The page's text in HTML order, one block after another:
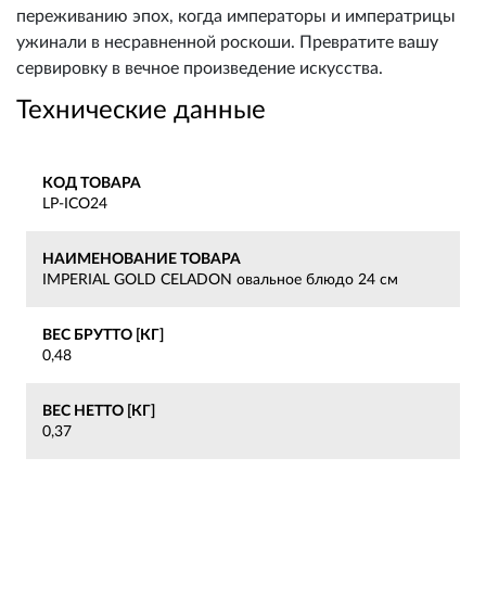
переживанию эпох, когда императоры и императрицы
ужинали в несравненной роскоши. Превратите вашу
сервировку в вечное произведение искусства.
Технические данные
КОД ТОВАРА
LP-ICO24
НАИМЕНОВАНИЕ ТОВАРА
IMPERIAL GOLD CELADON овальное блюдо 24 см
ВЕС БРУТТО [КГ]
0,48
ВЕС НЕТТО [КГ]
0,37